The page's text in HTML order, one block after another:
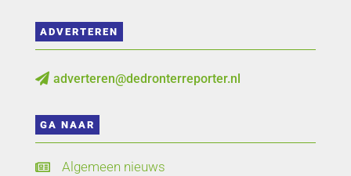
ADVERTEREN
 adverteren@dedronterreporter.nl
GA NAAR
 Algemeen nieuws